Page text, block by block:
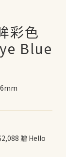
彩色
Blue
贈 Hello